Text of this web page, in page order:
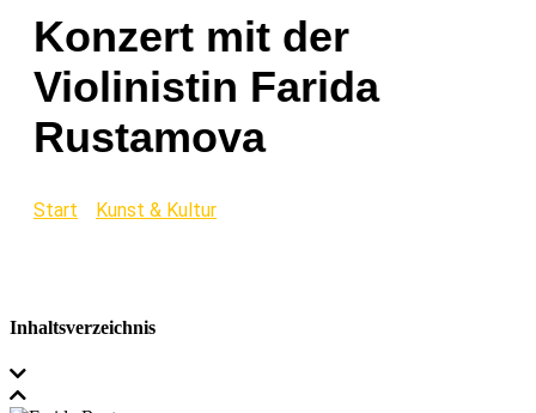
Konzert mit der
Violinistin Farida
Rustamova
Start Kunst & Kultur
Inhaltsverzeichnis